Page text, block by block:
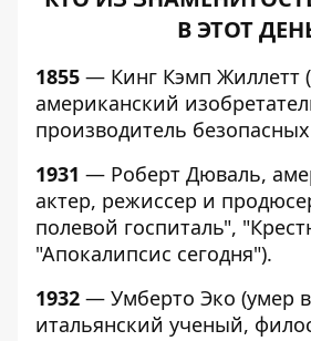
В ЭТОТ
1855 — Кинг Кэмп Жиллетт
американский
производитель
1931 — Роберт Дюваль,
актер, режиссер и
полевой госпиталь",
"Апокалипсис сегодня").
1932 — Умберто Эко (умер в
итальянский ученый,